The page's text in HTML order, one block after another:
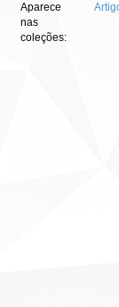
Aparece
nas
coleções: